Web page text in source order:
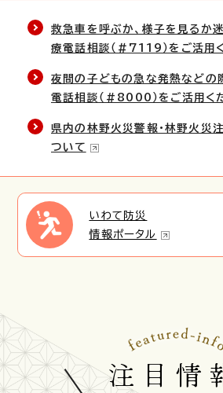
救急車を呼ぶか、様子を見るか
療電話相談（＃7119）をご活用
夜間の子どもの急な発熱などの
電話相談（#8000）をご活用く
県内の林野火災警報・林野火災
ついて
いわて防災
情報ポータル
注目情